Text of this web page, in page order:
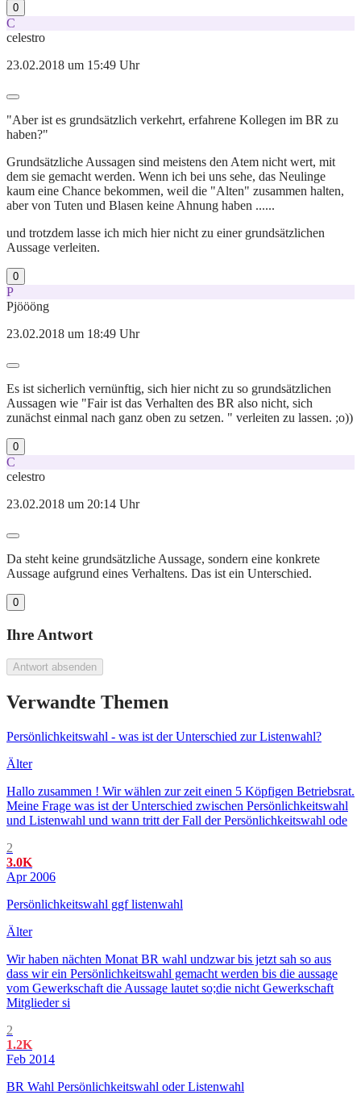
0
C
celestro
23.02.2018 um 15:49 Uhr
"Aber ist es grundsätzlich verkehrt, erfahrene Kollegen im BR zu
haben?"
Grundsätzliche Aussagen sind meistens den Atem nicht wert, mit
dem sie gemacht werden. Wenn ich bei uns sehe, das Neulinge
kaum eine Chance bekommen, weil die "Alten" zusammen halten,
aber von Tuten und Blasen keine Ahnung haben ......
und trotzdem lasse ich mich hier nicht zu einer grundsätzlichen
Aussage verleiten.
0
P
Pjöööng
23.02.2018 um 18:49 Uhr
Es ist sicherlich vernünftig, sich hier nicht zu so grundsätzlichen
Aussagen wie "Fair ist das Verhalten des BR also nicht, sich
zunächst einmal nach ganz oben zu setzen. " verleiten zu lassen. ;o))
0
C
celestro
23.02.2018 um 20:14 Uhr
Da steht keine grundsätzliche Aussage, sondern eine konkrete
Aussage aufgrund eines Verhaltens. Das ist ein Unterschied.
0
Ihre Antwort
Antwort absenden
Verwandte Themen
Persönlichkeitswahl - was ist der Unterschied zur Listenwahl?
Älter
Hallo zusammen ! Wir wählen zur zeit einen 5 Köpfigen Betriebsrat.
Meine Frage was ist der Unterschied zwischen Persönlichkeitswahl
und Listenwahl und wann tritt der Fall der Persönlichkeitswahl ode
2
3.0K
Apr 2006
Persönlichkeitswahl ggf listenwahl
Älter
Wir haben nächten Monat BR wahl undzwar bis jetzt sah so aus
dass wir ein Persönlichkeitswahl gemacht werden bis die aussage
vom Gewerkschaft die Aussage lautet so;die nicht Gewerkschaft
Mitglieder si
2
1.2K
Feb 2014
BR Wahl Persönlichkeitswahl oder Listenwahl